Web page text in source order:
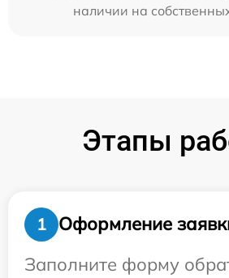
наличии на
Этапы
1
Оформление
Заполните форму